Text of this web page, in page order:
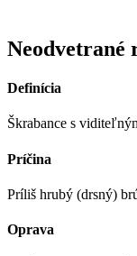
Neodvetrané
Definícia
Škrabance s
Príčina
Príliš hrubý (drsný)
Oprava